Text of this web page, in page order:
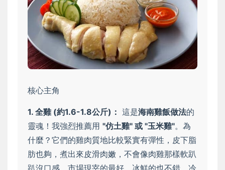
核心主角
1. 全雞 (約1.6-1.8公斤)： 這是海南雞飯做法的
靈魂！我強烈推薦用 "仿土雞" 或 "玉米雞"。為
什麼？它們的雞肉質地比較緊實有彈性，皮下脂
肪也夠，煮出來皮滑肉嫩，不會像肉雞那樣軟趴